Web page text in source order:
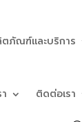
ภัณฑ์และบริการ
ติดต่อเรา